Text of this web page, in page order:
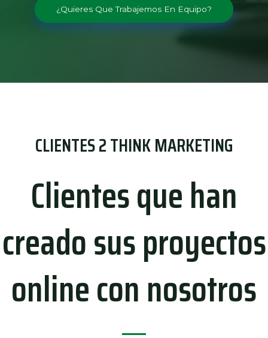
¿Quieres Que Trabajemos En Equipo?
CLIENTES 2 THINK MARKETING
Clientes que han
creado sus proyectos
online con nosotros